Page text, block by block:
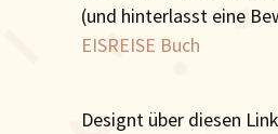
(und hinterlasst eine
EISREISE Buch
Designt über diesen